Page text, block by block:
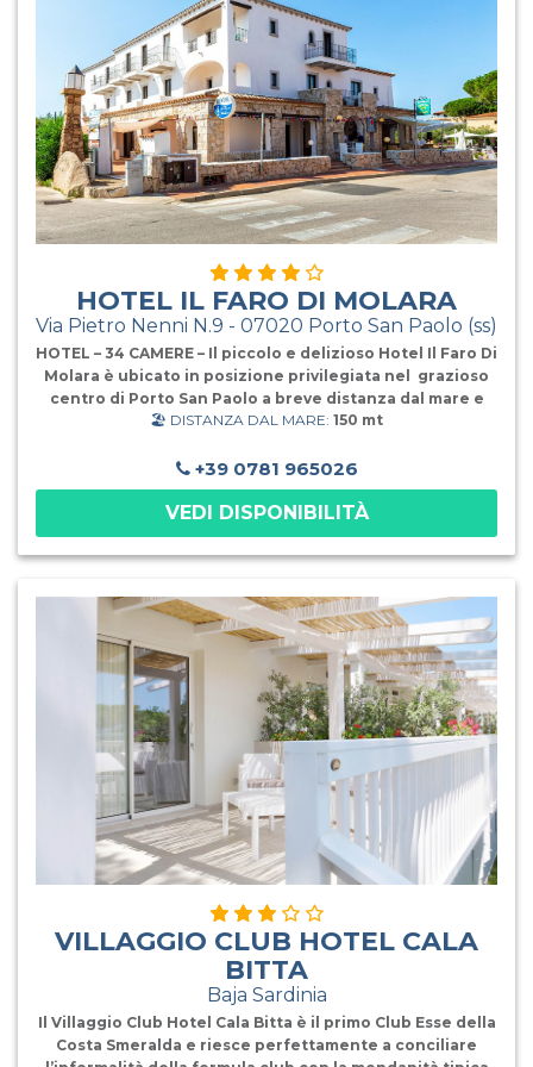
bassi, tavolo e sedie per uso esterno. La formula hotel
prevede la mezza pensione con servizi di prima
colazione e cena (bevande escluse), che verranno
serviti nel suggestivo ristorante ubicato sotto i portici in
HOTEL IL FARO DI MOLARA
Via Pietro Nenni N.9 - 07020 Porto San Paolo (ss)
HOTEL – 34 CAMERE – Il piccolo e delizioso Hotel Il Faro Di
Molara è ubicato in posizione privilegiata nel grazioso
centro di Porto San Paolo a breve distanza dal mare e
dal porticciolo in posizione perfetta per una vacanza
Caratterizzato da una unica costruzione realizzata con
granito sardo e pregiate finiture, l’Hotel propone
camere dotate dei più moderni comfort, arredate e
corredate con gusto e ricercatezza, disposte al piano
terra, primo o secondo piano. A breve distanza e
spiaggia di Porto San Paolo proprio di fronte alla
stupenda Isola di Tavolara che offre agli ospiti una vista
unica e meravigliosa con un mare limpido e cristallino. Il
gradevole centro di Porto San Paolo offre ai turisti
qualsiasi tipo di servizio con la comodità della vicinanza
anche alle numerose e bellissime spiagge e calette
oltre alla vicinanza dei
🏖️ DISTANZA DAL MARE: 150 mt
+39 0781 965026
VEDI DISPONIBILITÀ
VILLAGGIO CLUB HOTEL CALA
BITTA
Baja Sardinia
Il Villaggio Club Hotel Cala Bitta è il primo Club Esse della
Costa Smeralda e riesce perfettamente a conciliare